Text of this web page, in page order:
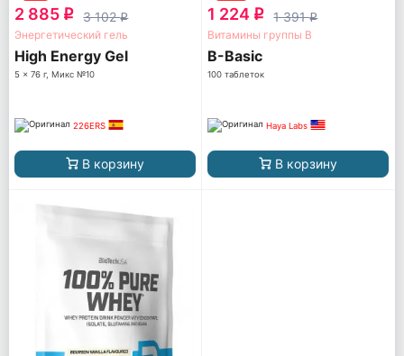
2 885 q 3 102q
Энергетический гель
High Energy Gel
5 x 76 г, Микс №10
226ERS
В корзину
1 224 q 1 391q
Витамины группы B
B-Basic
100 таблеток
Haya Labs
В корзину